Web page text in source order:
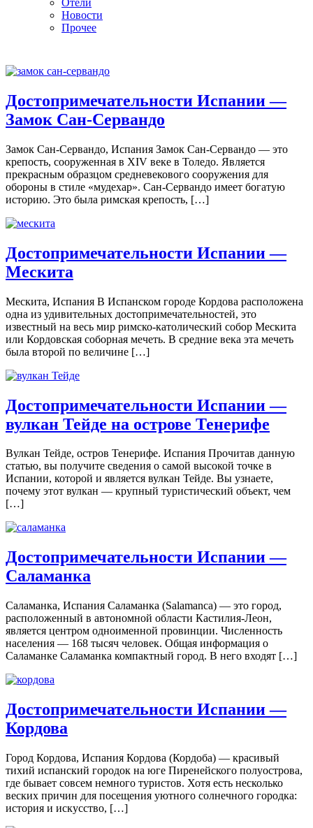
Отели
Новости
Прочее
Достопримечательности Испании —
Замок Сан-Сервандо
Замок Сан-Сервандо, Испания Замок Сан-Сервандо — это
крепость, сооруженная в XIV веке в Толедо. Является
прекрасным образцом средневекового сооружения для
обороны в стиле «мудехар». Сан-Сервандо имеет богатую
историю. Это была римская крепость, […]
Достопримечательности Испании —
Мескита
Мескита, Испания В Испанском городе Кордова расположена
одна из удивительных достопримечательностей, это
известный на весь мир римско-католический собор Мескита
или Кордовская соборная мечеть. В средние века эта мечеть
была второй по величине […]
Достопримечательности Испании —
вулкан Тейде на острове Тенерифе
Вулкан Тейде, остров Тенерифе. Испания Прочитав данную
статью, вы получите сведения о самой высокой точке в
Испании, которой и является вулкан Тейде. Вы узнаете,
почему этот вулкан — крупный туристический объект, чем
[…]
Достопримечательности Испании —
Саламанка
Саламанка, Испания Саламанка (Salamanca) — это город,
расположенный в автономной области Кастилия-Леон,
является центром одноименной провинции. Численность
населения — 168 тысяч человек. Общая информация о
Саламанке Саламанка компактный город. В него входят […]
Достопримечательности Испании —
Кордова
Город Кордова, Испания Кордова (Кордоба) — красивый
тихий испанский городок на юге Пиренейского полуострова,
где бывает совсем немного туристов. Хотя есть несколько
веских причин для посещения уютного солнечного городка:
история и искусство, […]